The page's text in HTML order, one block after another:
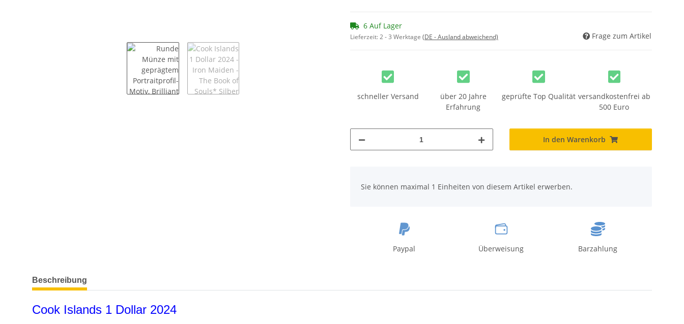
6 Auf Lager
Lieferzeit:2 - 3 Werktage (DE - Ausland abweichend) Frage zum Artikel
schneller Versand
über 20 Jahre
Erfahrung
geprüfte Top Qualität versandkostenfrei ab
500 Euro
In den Warenkorb
Sie können maximal 1 Einheiten von diesem Artikel erwerben.
Paypal Überweisung Barzahlung
weitere Registerkarten anzeigen
Beschreibung
Cook Islands 1 Dollar 2024